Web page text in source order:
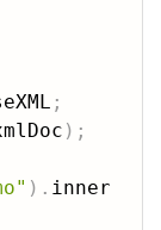
;
) ;
) . inner